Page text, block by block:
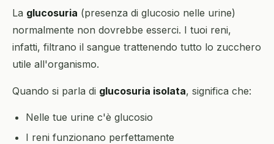
La glucosuria (presenza di glucosio nelle urine)
normalmente non dovrebbe esserci. I tuoi reni,
infatti, filtrano il sangue trattenendo tutto lo zucchero
utile all'organismo.
Quando si parla di glucosuria isolata, significa che:
Nelle tue urine c'è glucosio
I reni funzionano perfettamente